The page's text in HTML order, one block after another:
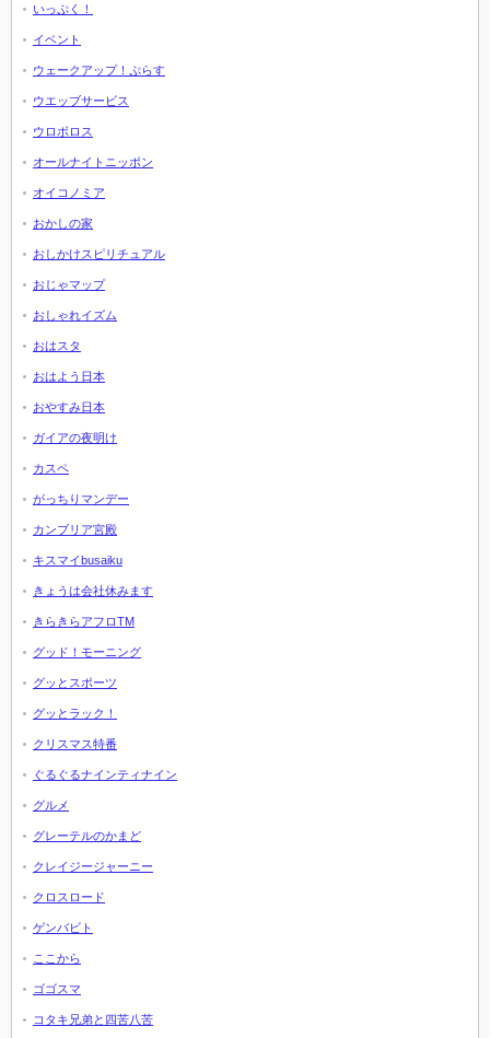
いっぷく！
イベント
ウェークアップ！ぷらす
ウエッブサービス
ウロボロス
オールナイトニッポン
オイコノミア
おかしの家
おしかけスピリチュアル
おじゃマップ
おしゃれイズム
おはスタ
おはよう日本
おやすみ日本
ガイアの夜明け
カスペ
がっちりマンデー
カンブリア宮殿
キスマイbusaiku
きょうは会社休みます
きらきらアフロTM
グッド！モーニング
グッとスポーツ
グッとラック！
クリスマス特番
ぐるぐるナインティナイン
グルメ
グレーテルのかまど
クレイジージャーニー
クロスロード
ゲンバビト
ここから
ゴゴスマ
コタキ兄弟と四苦八苦